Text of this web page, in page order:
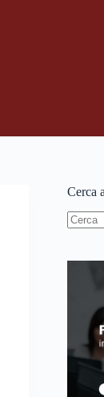
Cerca